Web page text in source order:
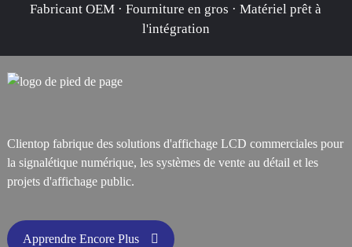
Fabricant OEM · Fourniture en gros · Matériel prêt à
l'intégration
Clientop fabrique des solutions d'affichage LCD commerciales pour
la signalétique numérique, les systèmes de vente au détail et les
projets d'affichage public.
Apprendre Encore Plus